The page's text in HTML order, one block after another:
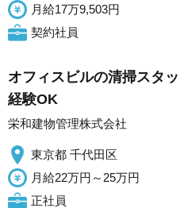
月給17万9,503円
契約社員
オフィスビルの清掃スタ
経験OK
栄和建物管理株式会社
東京都 千代田区
月給22万円～25万円
正社員